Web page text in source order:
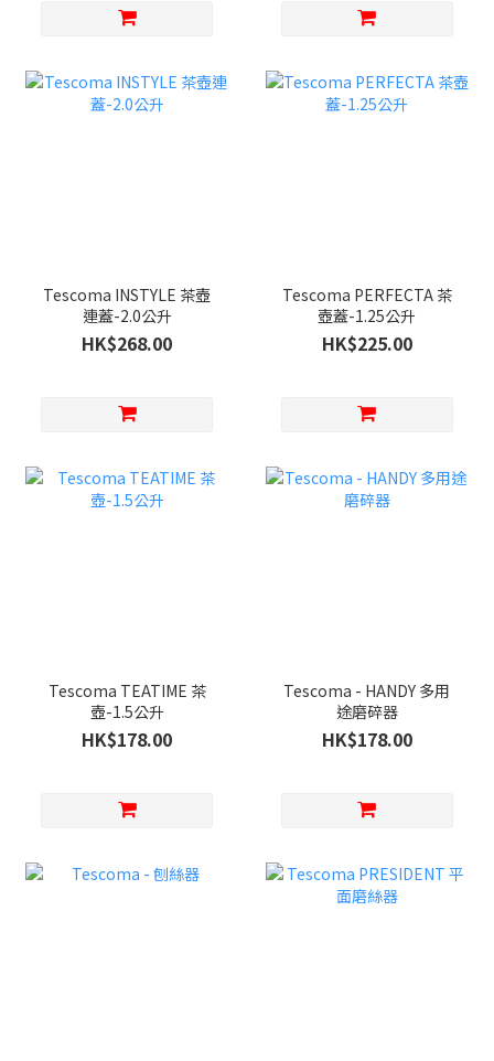
Tescoma INSTYLE 茶壺
連蓋-2.0公升
HK$268.00
Tescoma PERFECTA 茶
壺蓋-1.25公升
HK$225.00
Tescoma TEATIME 茶
壺-1.5公升
HK$178.00
Tescoma - HANDY 多用
途磨碎器
HK$178.00